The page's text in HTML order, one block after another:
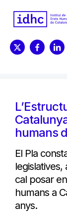
humans
El Pla
cal posar
humans a
anys.